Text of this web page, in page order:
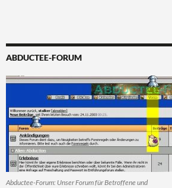
ABDUCTEE-FORUM
Abductee-Forum: Unser Forum für Betroffene und